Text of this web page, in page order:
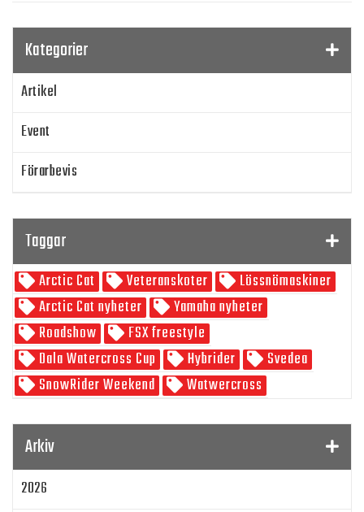
Kategorier
Artikel
Event
Förarbevis
SnowRider TV
Skoterpodden
Taggar
Arctic Cat Veteranskoter
Lössnömaskiner
Arctic Cat nyheter
Yamaha nyheter
Roadshow
FSX freestyle
Dala Watercross Cup
Hybrider
Svedea
SnowRider Weekend
Watwercross
SnowRider Hoddie
pDrive
Zeppelinarn
Snöskoterkläder TOBE
FXR
Klim
Arkiv
2026